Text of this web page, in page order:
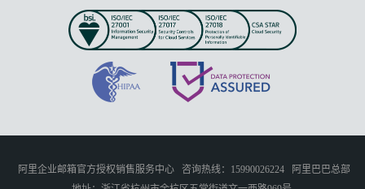
阿里企业邮箱官方授权销售服务中心 咨询热线：15990026224
阿里巴巴总部